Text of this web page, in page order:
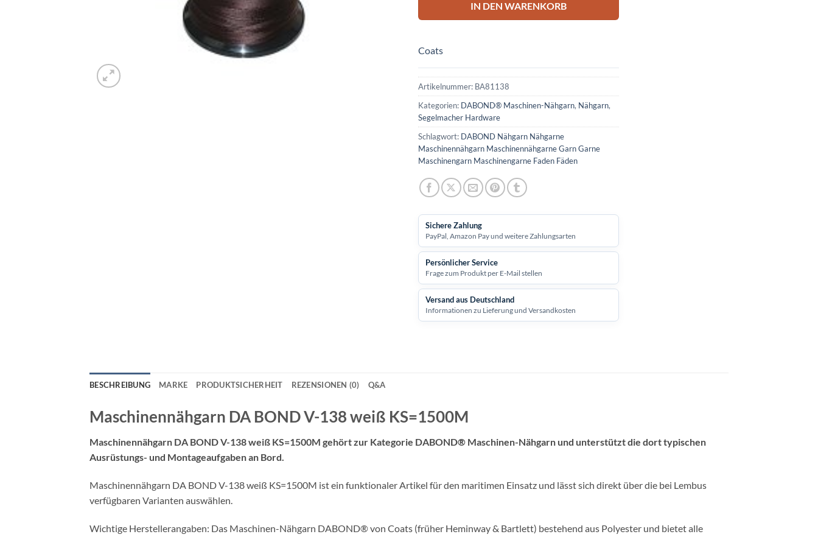
IN DEN WARENKORB
Coats
Artikelnummer: BA81138
Kategorien: DABOND® Maschinen-Nähgarn, Nähgarn,
Segelmacher Hardware
Schlagwort: DABOND Nähgarn Nähgarne
Maschinennähgarn Maschinennähgarne Garn Garne
Maschinengarn Maschinengarne Faden Fäden
Sichere Zahlung
PayPal, Amazon Pay und weitere Zahlungsarten
Persönlicher Service
Frage zum Produkt per E-Mail stellen
Versand aus Deutschland
Informationen zu Lieferung und Versandkosten
BESCHREIBUNG MARKE PRODUKTSICHERHEIT REZENSIONEN (0) Q&A
Maschinennähgarn DA BOND V-138 weiß KS=1500M
Maschinennähgarn DA BOND V-138 weiß KS=1500M gehört zur Kategorie DABOND® Maschinen-Nähgarn und unterstützt die dort typischen
Ausrüstungs- und Montageaufgaben an Bord.
Maschinennähgarn DA BOND V-138 weiß KS=1500M ist ein funktionaler Artikel für den maritimen Einsatz und lässt sich direkt über die bei Lembus
verfügbaren Varianten auswählen.
Wichtige Herstellerangaben: Das Maschinen-Nähgarn DABOND® von Coats (früher Heminway & Bartlett) bestehend aus Polyester und bietet alle